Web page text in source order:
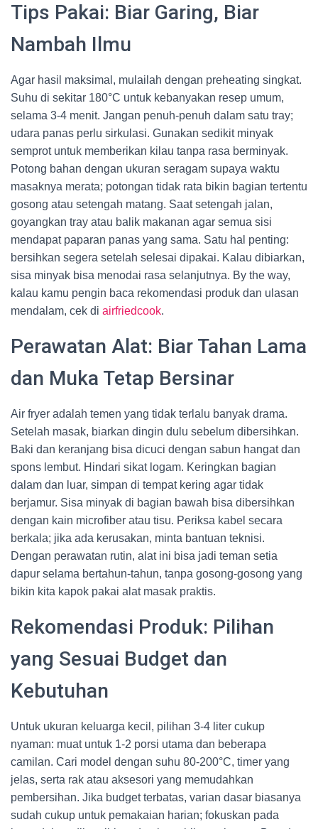
Tips Pakai: Biar Garing, Biar
Nambah Ilmu
Agar hasil maksimal, mulailah dengan preheating singkat.
Suhu di sekitar 180°C untuk kebanyakan resep umum,
selama 3-4 menit. Jangan penuh-penuh dalam satu tray;
udara panas perlu sirkulasi. Gunakan sedikit minyak
semprot untuk memberikan kilau tanpa rasa berminyak.
Potong bahan dengan ukuran seragam supaya waktu
masaknya merata; potongan tidak rata bikin bagian tertentu
gosong atau setengah matang. Saat setengah jalan,
goyangkan tray atau balik makanan agar semua sisi
mendapat paparan panas yang sama. Satu hal penting:
bersihkan segera setelah selesai dipakai. Kalau dibiarkan,
sisa minyak bisa menodai rasa selanjutnya. By the way,
kalau kamu pengin baca rekomendasi produk dan ulasan
mendalam, cek di airfriedcook.
Perawatan Alat: Biar Tahan Lama
dan Muka Tetap Bersinar
Air fryer adalah temen yang tidak terlalu banyak drama.
Setelah masak, biarkan dingin dulu sebelum dibersihkan.
Baki dan keranjang bisa dicuci dengan sabun hangat dan
spons lembut. Hindari sikat logam. Keringkan bagian
dalam dan luar, simpan di tempat kering agar tidak
berjamur. Sisa minyak di bagian bawah bisa dibersihkan
dengan kain microfiber atau tisu. Periksa kabel secara
berkala; jika ada kerusakan, minta bantuan teknisi.
Dengan perawatan rutin, alat ini bisa jadi teman setia
dapur selama bertahun-tahun, tanpa gosong-gosong yang
bikin kita kapok pakai alat masak praktis.
Rekomendasi Produk: Pilihan
yang Sesuai Budget dan
Kebutuhan
Untuk ukuran keluarga kecil, pilihan 3-4 liter cukup
nyaman: muat untuk 1-2 porsi utama dan beberapa
camilan. Cari model dengan suhu 80-200°C, timer yang
jelas, serta rak atau aksesori yang memudahkan
pembersihan. Jika budget terbatas, varian dasar biasanya
sudah cukup untuk pemakaian harian; fokuskan pada